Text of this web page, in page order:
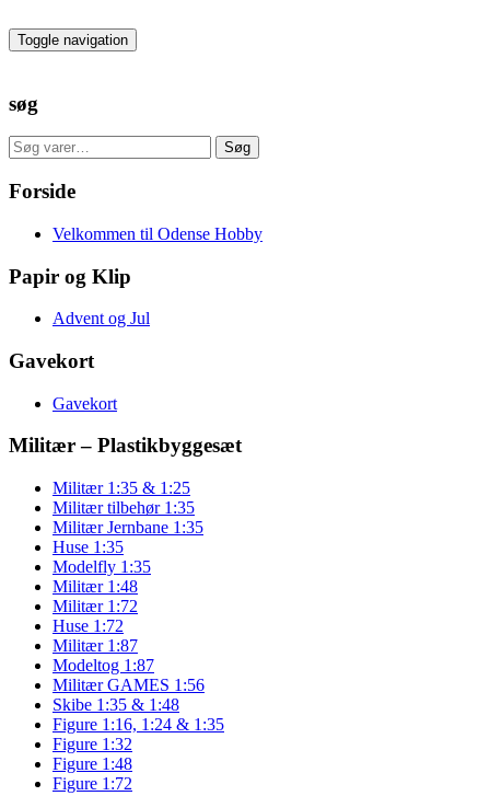
to
the
Toggle navigation
søg
Søg
efter:
Søg
Forside
Velkommen til Odense Hobby
Papir og Klip
Advent og Jul
Gavekort
Gavekort
Militær – Plastikbyggesæt
Militær 1:35 & 1:25
Militær tilbehør 1:35
Militær Jernbane 1:35
Huse 1:35
Modelfly 1:35
Militær 1:48
Militær 1:72
Huse 1:72
Militær 1:87
Modeltog 1:87
Militær GAMES 1:56
Skibe 1:35 & 1:48
Figure 1:16, 1:24 & 1:35
Figure 1:32
Figure 1:48
Figure 1:72